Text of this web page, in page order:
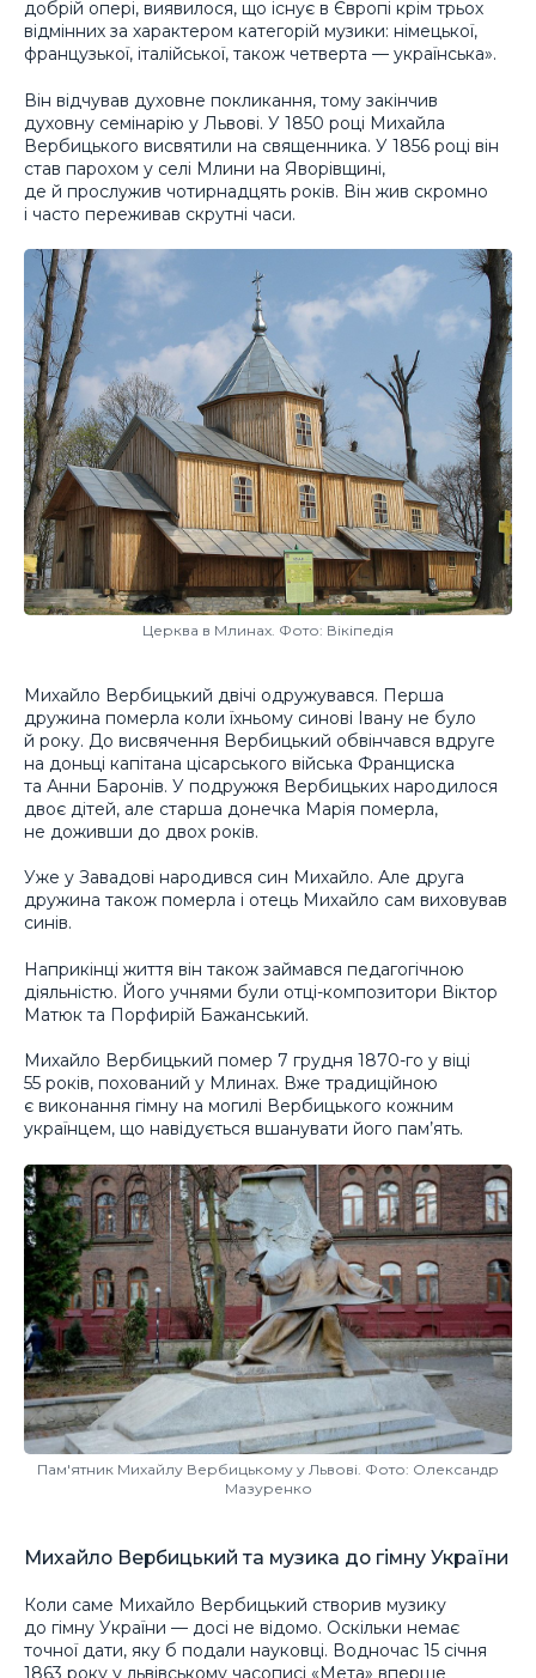
добрій опері, виявилося, що існує в Європі крім трьох
відмінних за характером категорій музики: німецької,
французької, італійської, також четверта — українська».
Він відчував духовне покликання, тому закінчив
духовну семінарію у Львові. У 1850 році Михайла
Вербицького висвятили на священника. У 1856 році він
став парохом у селі Млини на Яворівщині,
де й прослужив чотирнадцять років. Він жив скромно
і часто переживав скрутні часи.
Церква в Млинах. Фото: Вікіпедія
Михайло Вербицький двічі одружувався. Перша
дружина померла коли їхньому синові Івану не було
й року. До висвячення Вербицький обвінчався вдруге
на доньці капітана цісарського війська Франциска
та Анни Баронів. У подружжя Вербицьких народилося
двоє дітей, але старша донечка Марія померла,
не доживши до двох років.
Уже у Завадові народився син Михайло. Але друга
дружина також померла і отець Михайло сам виховував
синів.
Наприкінці життя він також займався педагогічною
діяльністю. Його учнями були отці-композитори Віктор
Матюк та Порфирій Бажанський.
Михайло Вербицький помер 7 грудня 1870-го у віці
55 років, похований у Млинах. Вже традиційною
є виконання гімну на могилі Вербицького кожним
українцем, що навідується вшанувати його пам’ять.
Пам'ятник Михайлу Вербицькому у Львові. Фото: Олександр
Мазуренко
Михайло Вербицький та музика до гімну України
Коли саме Михайло Вербицький створив музику
до гімну України — досі не відомо. Оскільки немає
точної дати, яку б подали науковці. Водночас 15 січня
1863 року у львівському часописі «Мета» вперше